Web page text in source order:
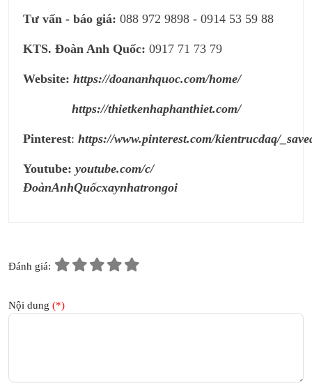
Tư vấn - báo giá: 088 972 9898 - 0914 53 59 88
KTS. Đoàn Anh Quốc: 0917 71 73 79
Website: https://doananhquoc.com/home/
https://thietkenhaphanthiet.com/
Pinterest: https://www.pinterest.com/kientrucdaq/
Youtube: youtube.com/c/
ĐoànAnhQuốcxaynhatrongoi
Đánh giá:
Nội dung (*)